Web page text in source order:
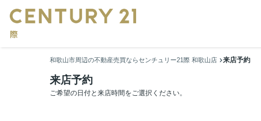
和歌山市周辺の不動産売買ならセンチュリー21際 和歌山店 来店予約
来店予約
ご希望の日付と来店時間をご選択ください。